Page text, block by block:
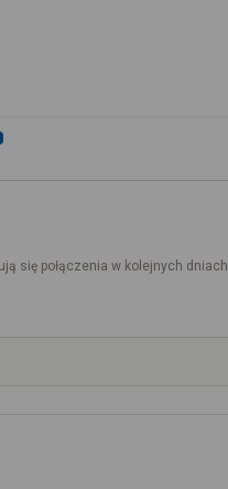
się połączenia w kolejnych dniach